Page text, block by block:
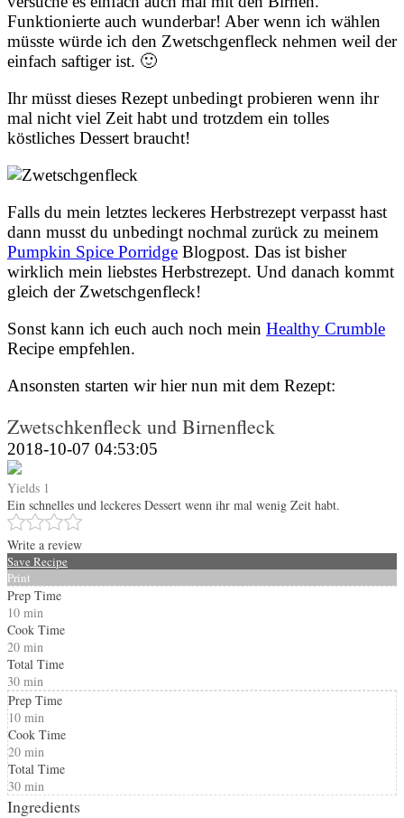
Funktionierte auch wunderbar! Aber wenn ich wählen
müsste würde ich den Zwetschgenfleck nehmen weil der
einfach saftiger ist. 🙂
Ihr müsst dieses Rezept unbedingt probieren wenn ihr
mal nicht viel Zeit habt und trotzdem ein tolles
köstliches Dessert braucht!
Falls du mein letztes leckeres Herbstrezept verpasst hast
dann musst du unbedingt nochmal zurück zu meinem
Pumpkin Spice Porridge Blogpost. Das ist bisher
wirklich mein liebstes Herbstrezept. Und danach kommt
gleich der Zwetschgenfleck!
Sonst kann ich euch auch noch mein Healthy Crumble
Recipe empfehlen.
Ansonsten starten wir hier nun mit dem Rezept:
Zwetschkenfleck und Birnenfleck
2018-10-07 04:53:05
Yields 1
Ein schnelles und leckeres Dessert wenn ihr mal wenig Zeit habt.
Write a review
Save Recipe
Print
Prep Time
10 min
Cook Time
20 min
Total Time
30 min
Prep Time
10 min
Cook Time
20 min
Total Time
30 min
Ingredients